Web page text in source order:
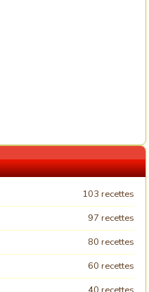
103 recettes
97 recettes
80 recettes
60 recettes